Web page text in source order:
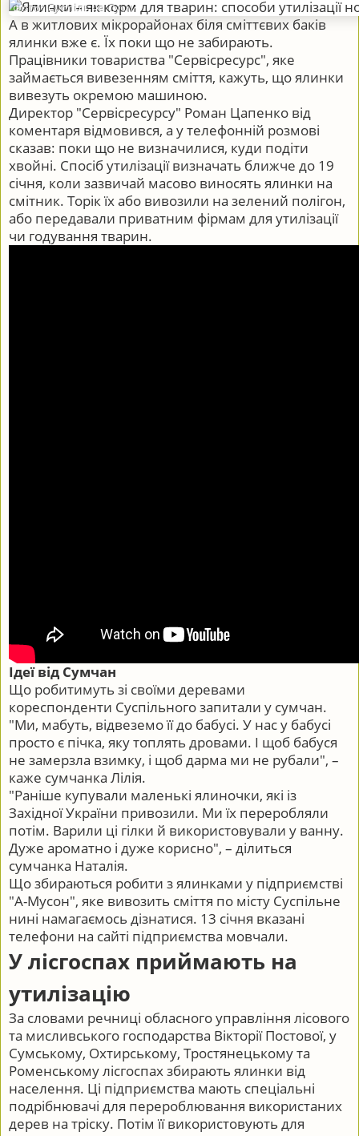
Фото: Суспільне Суми
А в житлових мікрорайонах біля сміттєвих баків
ялинки вже є. Їх поки що не забирають.
Працівники товариства "Сервісресурс", яке
займається вивезенням сміття, кажуть, що ялинки
вивезуть окремою машиною.
Директор "Сервісресурсу" Роман Цапенко від
коментаря відмовився, а у телефонній розмові
сказав: поки що не визначилися, куди подіти
хвойні. Спосіб утилізації визначать ближче до 19
січня, коли зазвичай масово виносять ялинки на
смітник. Торік їх або вивозили на зелений полігон,
або передавали приватним фірмам для утилізації
чи годування тварин.
Ідеї від Сумчан
Що робитимуть зі своїми деревами
кореспонденти Суспільного запитали у сумчан.
"Ми, мабуть, відвеземо її до бабусі. У нас у бабусі
просто є пічка, яку топлять дровами. І щоб бабуся
не замерзла взимку, і щоб дарма ми не рубали", –
каже сумчанка Лілія.
"Раніше купували маленькі ялиночки, які із
Західної України привозили. Ми їх переробляли
потім. Варили ці гілки й використовували у ванну.
Дуже ароматно і дуже корисно", – ділиться
сумчанка Наталія.
Що збираються робити з ялинками у підприємстві
"А-Мусон", яке вивозить сміття по місту Суспільне
нині намагаємось дізнатися. 13 січня вказані
телефони на сайті підприємства мовчали.
У лісгоспах приймають на
утилізацію
За словами речниці обласного управління лісового
та мисливського господарства Вікторії Постової, у
Сумському, Охтирському, Тростянецькому та
Роменському лісгоспах збирають ялинки від
населення. Ці підприємства мають спеціальні
подрібнювачі для перероблювання використаних
дерев на тріску. Потім її використовують для